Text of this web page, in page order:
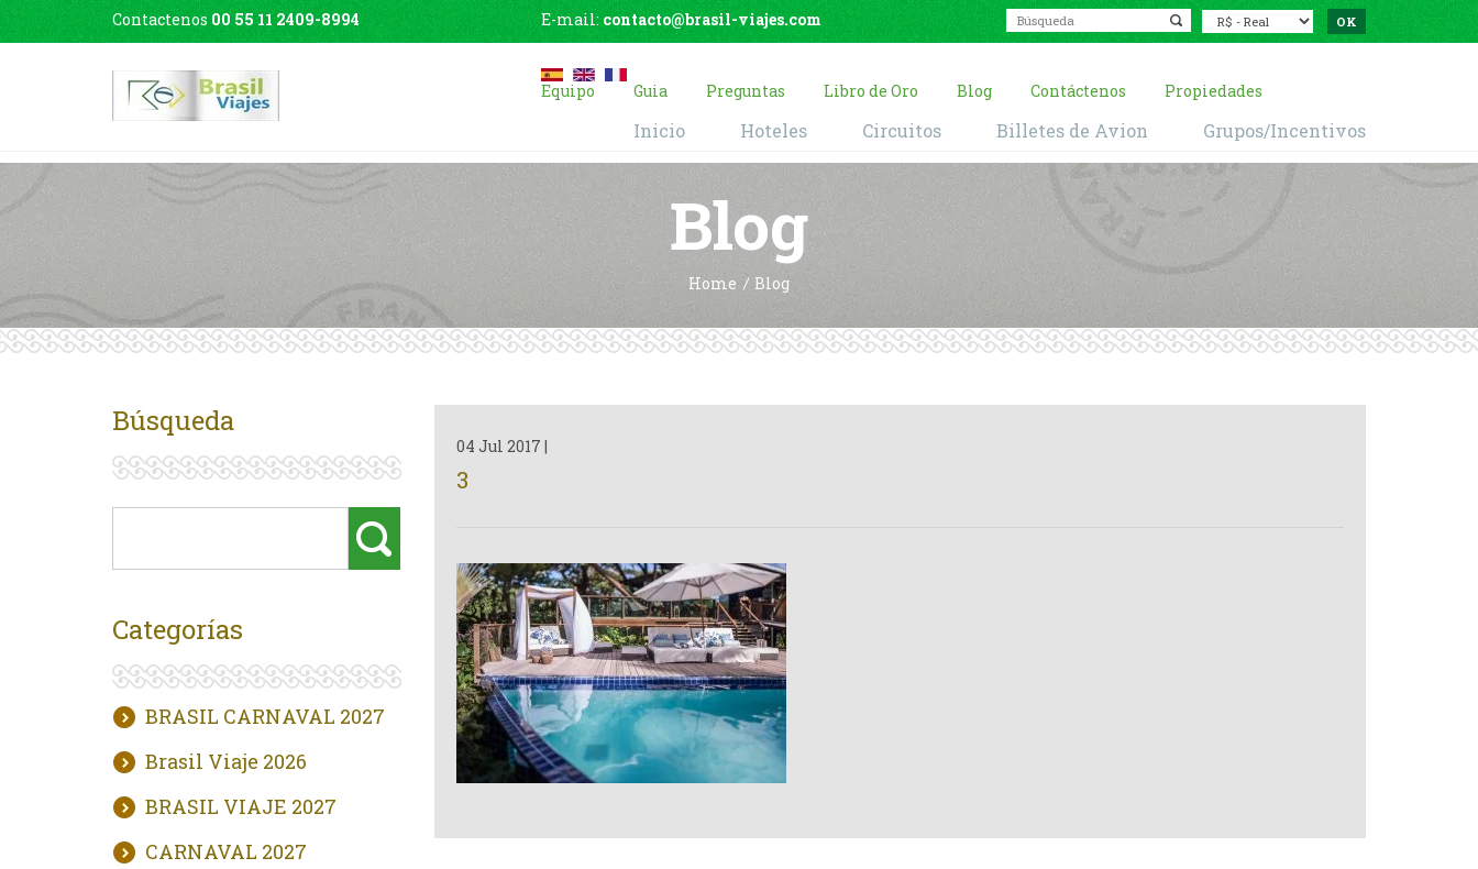
Contactenos 00 55 11 2409-8994 E-mail: contacto@brasil-viajes.com
Equipo Guia Preguntas Libro de Oro Blog Contáctenos Propiedades
Inicio Hoteles Circuitos Billetes de Avion Grupos/Incentivos
Blog
Home Blog
Búsqueda
Categorías
BRASIL CARNAVAL 2027
Brasil Viaje 2026
BRASIL VIAJE 2027
CARNAVAL 2027
04 Jul 2017 |
3